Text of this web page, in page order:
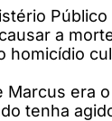
a
era
tenha